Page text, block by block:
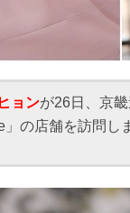
ョンが26日、京
」の店舗を訪問し